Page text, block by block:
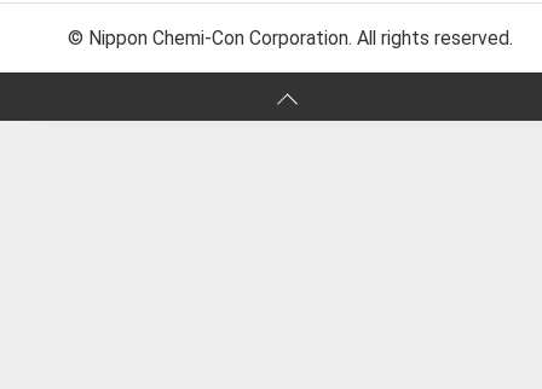
© Nippon Chemi-Con Corporation. All rights reserved.